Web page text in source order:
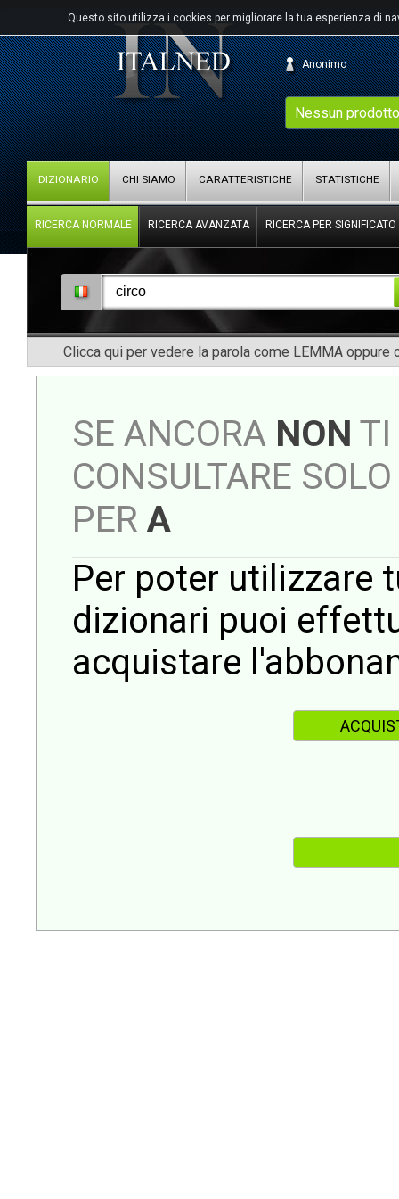
Questo sito utilizza i cookies per migliorare la tua esperienza di
Nessun
Anonimo
DIZIONARIO CHI SIAMO CARATTERISTICHE STATISTICHE
RICERCA NORMALE RICERCA AVANZATA RICERCA PER SIGNIFICATO
Clicca qui per vedere la parola come LEMMA oppure
SE ANCORA NON TI
CONSULTARE
PER A
Per poter utilizzare
dizionari puoi
acquistare